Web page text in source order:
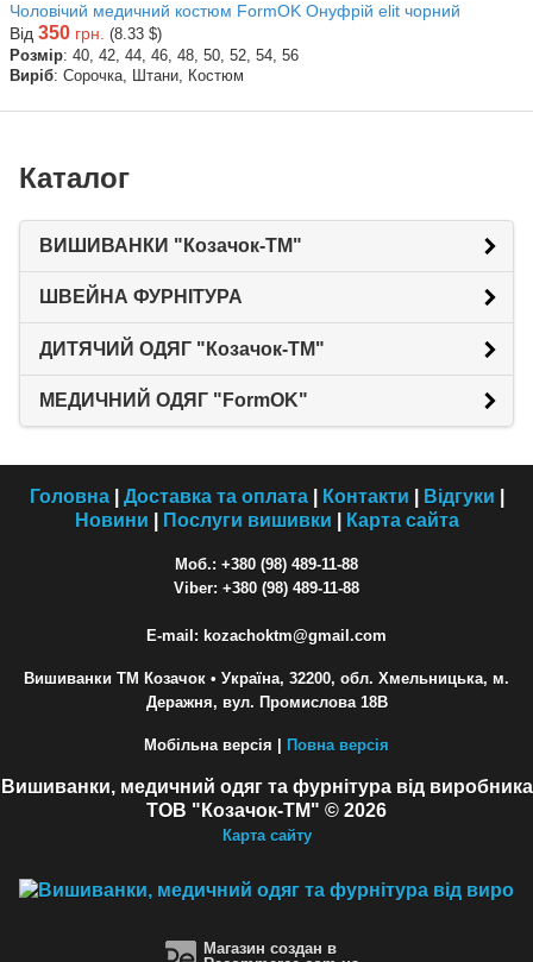
Чоловічий медичний костюм FormOK Онуфрій elit чорний
Від 350 грн. (8.33 $)
Розмір: 40, 42, 44, 46, 48, 50, 52, 54, 56
Виріб: Сорочка, Штани, Костюм
Каталог
ВИШИВАНКИ "Козачок-ТМ"
ШВЕЙНА ФУРНІТУРА
ДИТЯЧИЙ ОДЯГ "Козачок-ТМ"
МЕДИЧНИЙ ОДЯГ "FormOK"
Головна| Доставка та оплата| Контакти Відгуки
Новини
Послуги вишивки Карта сайта
Моб.: +380 (98) 489-11-88
Viber: +380 (98) 489-11-88
E-mail: kozachoktm@gmail.com
Вишиванки ТМ Козачок • Україна, 32200, обл. Хмельницька, м.
Деражня, вул. Промислова 18В
Мобільна версія | Повна версія
Вишиванки, медичний одяг та фурнітура від виробника
ТОВ "Козачок-ТМ" © 2026
Карта сайту
Магазин создан в